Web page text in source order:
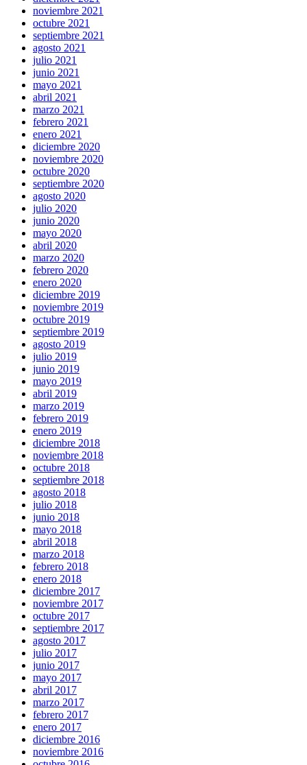
noviembre 2021
octubre 2021
septiembre 2021
agosto 2021
julio 2021
junio 2021
mayo 2021
abril 2021
marzo 2021
febrero 2021
enero 2021
diciembre 2020
noviembre 2020
octubre 2020
septiembre 2020
agosto 2020
julio 2020
junio 2020
mayo 2020
abril 2020
marzo 2020
febrero 2020
enero 2020
diciembre 2019
noviembre 2019
octubre 2019
septiembre 2019
agosto 2019
julio 2019
junio 2019
mayo 2019
abril 2019
marzo 2019
febrero 2019
enero 2019
diciembre 2018
noviembre 2018
octubre 2018
septiembre 2018
agosto 2018
julio 2018
junio 2018
mayo 2018
abril 2018
marzo 2018
febrero 2018
enero 2018
diciembre 2017
noviembre 2017
octubre 2017
septiembre 2017
agosto 2017
julio 2017
junio 2017
mayo 2017
abril 2017
marzo 2017
febrero 2017
enero 2017
diciembre 2016
noviembre 2016